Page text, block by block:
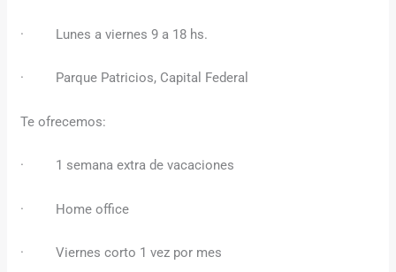
· Lunes a viernes 9 a 18 hs.
· Parque Patricios, Capital Federal
Te ofrecemos:
· 1 semana extra de vacaciones
· Home office
· Viernes corto 1 vez por mes